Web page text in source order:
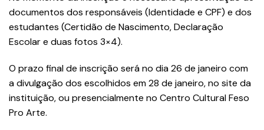
documentos dos responsáveis (Identidade e CPF) e dos
estudantes (Certidão de Nascimento, Declaração
Escolar e duas fotos 3×4).
O prazo final de inscrição será no dia 26 de janeiro com
a divulgação dos escolhidos em 28 de janeiro, no site da
instituição, ou presencialmente no Centro Cultural Feso
Pro Arte.